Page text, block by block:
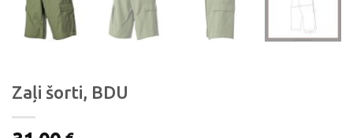
Zaļi šorti, BDU